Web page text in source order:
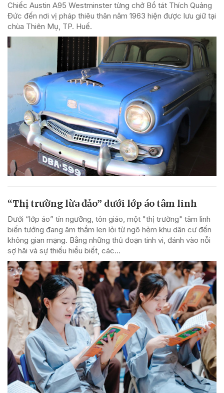
Chiếc Austin A95 Westminster từng chở Bồ tát Thích Quảng
Đức đến nơi vị pháp thiêu thân năm 1963 hiện được lưu giữ tại
chùa Thiên Mụ, TP. Huế.
“Thị trường lừa đảo” dưới lớp áo tâm linh
Dưới “lớp áo” tín ngưỡng, tôn giáo, một "thị trường" tâm linh
biến tướng đang âm thầm len lỏi từ ngõ hẻm khu dân cư đến
không gian mạng. Bằng những thủ đoạn tinh vi, đánh vào nỗi
sợ hãi và sự thiếu hiểu biết, các...